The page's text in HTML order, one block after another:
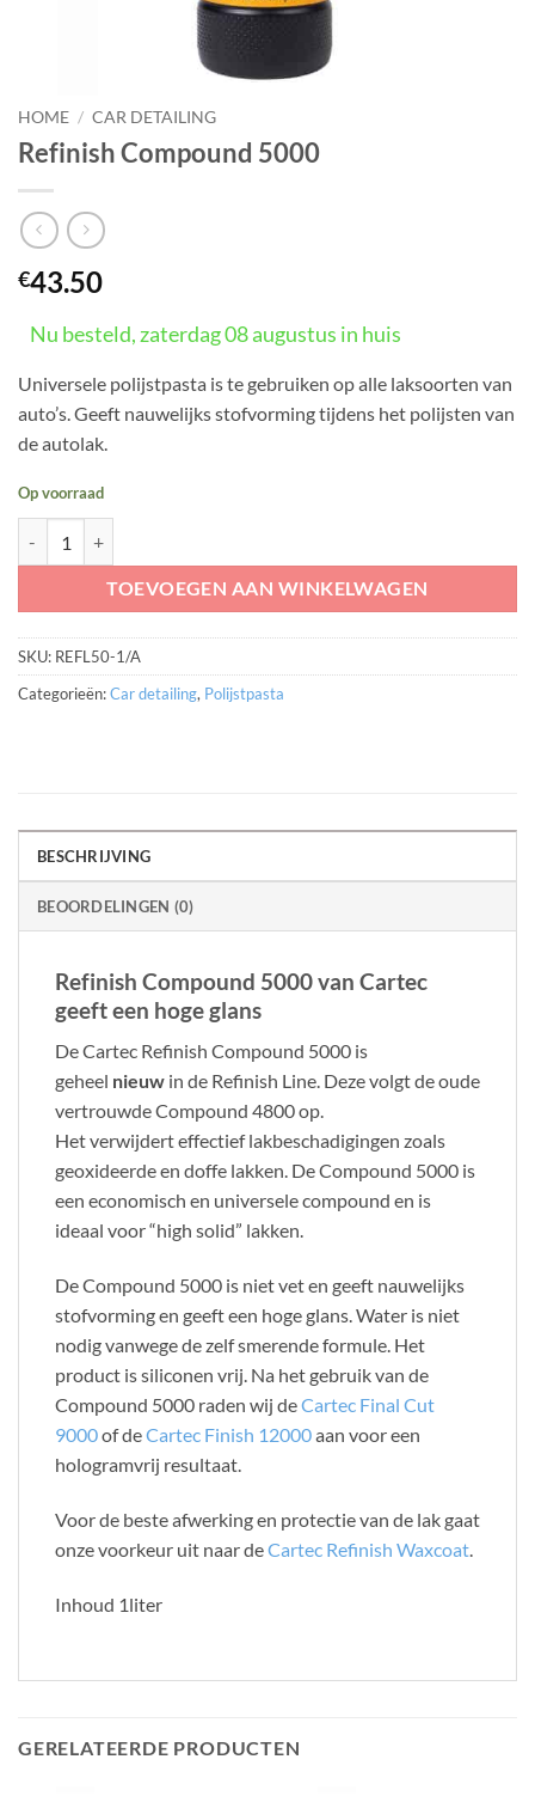
HOME / CAR DETAILING
Refinish Compound 5000
€43.50
Nu besteld, zaterdag 08 augustus in huis
Universele polijstpasta is te gebruiken op alle laksoorten van
auto’s. Geeft nauwelijks stofvorming tijdens het polijsten van
de autolak.
Op voorraad
TOEVOEGEN AAN WINKELWAGEN
SKU: REFL50-1/A
Categorieën:Car detailing, Polijstpasta
BESCHRIJVING
BEOORDELINGEN (0)
Refinish Compound 5000 van Cartec
geeft een hoge glans
De Cartec Refinish Compound 5000 is
geheel nieuw in de Refinish Line. Deze volgt de oude
vertrouwde Compound 4800 op.
Het verwijdert effectief lakbeschadigingen zoals
geoxideerde en doffe lakken. De Compound 5000 is
een economisch en universele compound en is
ideaal voor “high solid” lakken.
De Compound 5000 is niet vet en geeft nauwelijks
stofvorming en geeft een hoge glans. Water is niet
nodig vanwege de zelf smerende formule. Het
product is siliconen vrij. Na het gebruik van de
Compound 5000 raden wij deCartec Final Cut
9000of deCartec Finish 12000aan voor een
hologramvrij resultaat.
Voor de beste afwerking en protectie van de lak gaat
onze voorkeur uit naar deCartec Refinish Waxcoat.
Inhoud 1liter
GERELATEERDE PRODUCTEN